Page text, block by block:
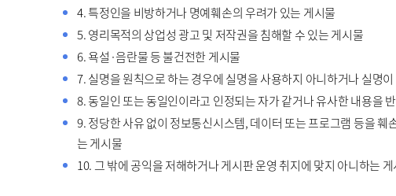
4. 특정인을 비방하거나 명예훼손의 우려가 있는 게시물
5. 영리목적의 상업성 광고 및 저작권을 침해할 수 있는 게시물
6. 욕설·음란물 등 불건전한 게시물
7. 실명을 원칙으로 하는 경우에 실명을 사용하지 아니하거나 실명
8. 동일인 또는 동일인이라고 인정되는 자가 같거나 유사한 내용을
9. 정당한 사유 없이 정보통신시스템, 데이터 또는 프로그램 등을
는 게시물
10. 그 밖에 공익을 저해하거나 게시판 운영 취지에 맞지 아니하는